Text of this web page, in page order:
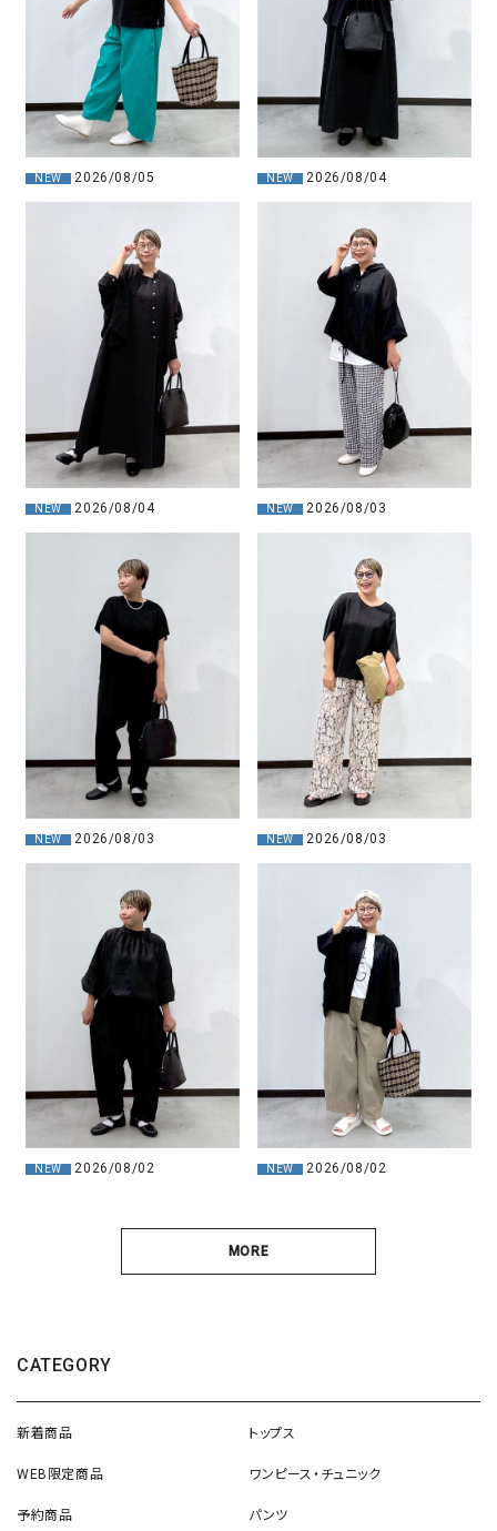
NEW 2026/08/05 NEW 2026/08/04
NEW 2026/08/04 NEW 2026/08/03
NEW 2026/08/03 NEW 2026/08/03
NEW 2026/08/02 NEW 2026/08/02
MORE
CATEGORY
新着商品
WEB限定商品
予約商品
トップス
ワンピース・チュニック
パンツ